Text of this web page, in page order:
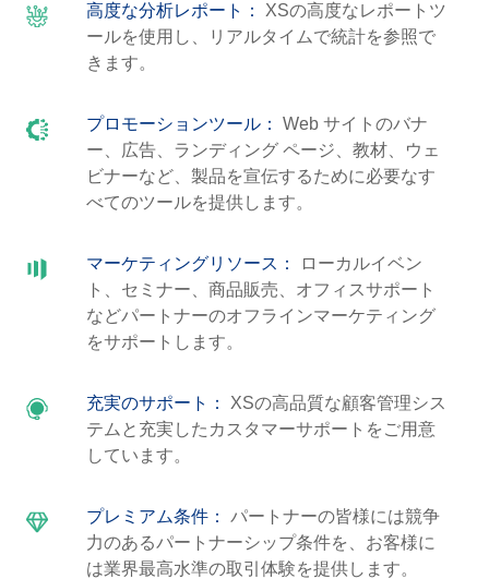
高度な分析レポート：
XSの高度なレポートツ
ールを使用し、リアルタイムで統計を参照で
きます。
プロモーションツール：
Web サイトのバナ
ー、広告、ランディング ページ、教材、ウェ
ビナーなど、製品を宣伝するために必要なす
べてのツールを提供します。
マーケティングリソース：
ローカルイベン
ト、セミナー、商品販売、オフィスサポート
などパートナーのオフラインマーケティング
をサポートします。
充実のサポート：
XSの高品質な顧客管理シス
テムと充実したカスタマーサポートをご用意
しています。
プレミアム条件：
パートナーの皆様には競争
力のあるパートナーシップ条件を、お客様に
は業界最高水準の取引体験を提供します。